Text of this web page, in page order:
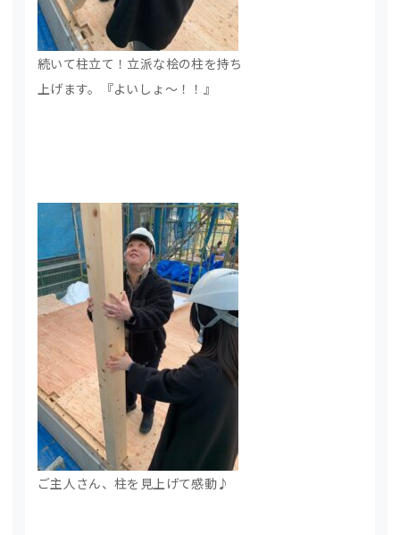
続いて柱立て！立派な桧の柱を持ち
上げます。『よいしょ～！！』
ご主人さん、柱を見上げて感動♪